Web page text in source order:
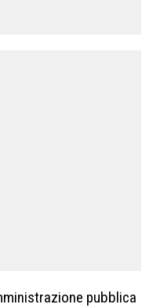
pubblica